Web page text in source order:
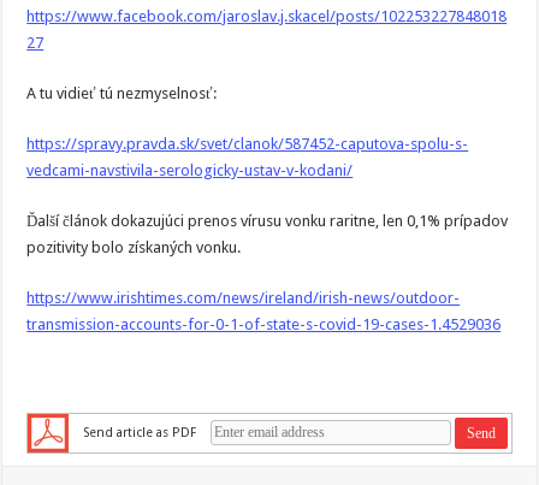
https://www.facebook.com/jaroslav.j.skacel/posts/102253227848018
27
A tu vidieť tú nezmyselnosť:
https://spravy.pravda.sk/svet/clanok/587452-caputova-spolu-s-
vedcami-navstivila-serologicky-ustav-v-kodani/
Ďalší článok dokazujúci prenos vírusu vonku raritne, len 0,1% prípadov
pozitivity bolo získaných vonku.
https://www.irishtimes.com/news/ireland/irish-news/outdoor-
transmission-accounts-for-0-1-of-state-s-covid-19-cases-1.4529036
Send article as PDF